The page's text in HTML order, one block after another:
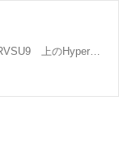
【2025.12.19 追記】さらば NUC10i7FNH そしてありがとう初めての Memory 64G 越え5年4か月ほぼ電源いれっぱなし常時5，6台の仮想マシン稼働2025年12月16日 18:00 頃NUC14RVSU9 上のHyperVManager の赤×で嫌な予感電源かってにOFFマザーボードのLED光ってる USBポート